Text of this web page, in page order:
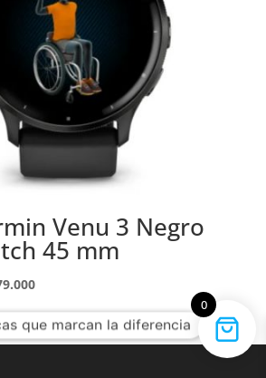
Venu 3 Negro
45 mm
El
actual
es:
0
que marcan la diferencia